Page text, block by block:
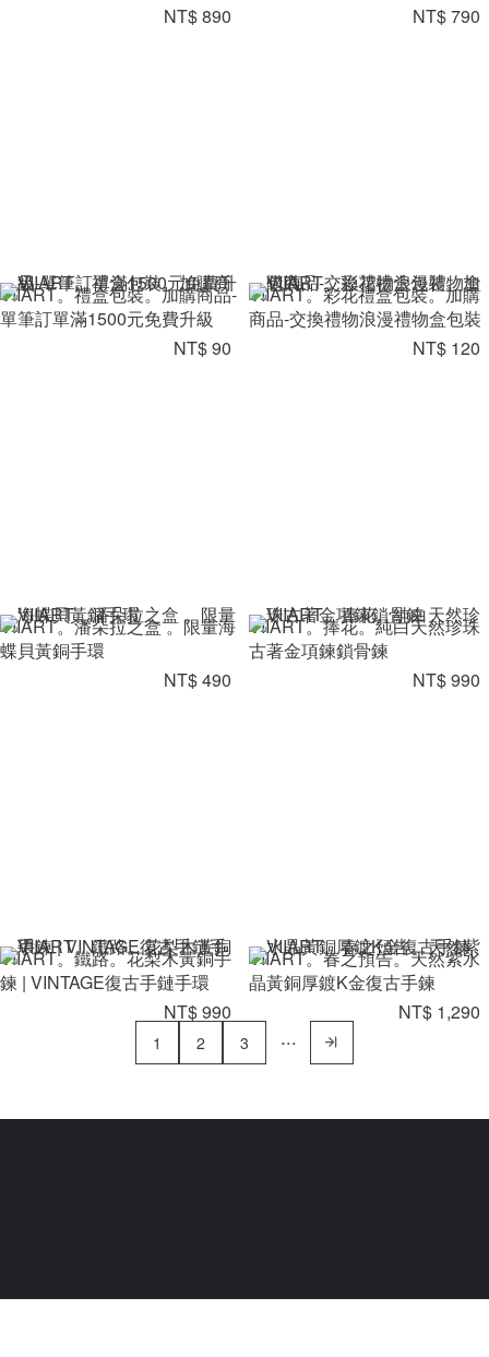
NT$ 890
NT$ 790
VIIART。禮盒包裝。加購商品-
單筆訂單滿1500元免費升級
NT$ 90
VIIART。彩花禮盒包裝。加購
商品-交換禮物浪漫禮物盒包裝
NT$ 120
VIIART。潘朵拉之盒 。限量海
蝶貝黃銅手環
NT$ 490
VIIART。捧花。純白天然珍珠
古著金項鍊鎖骨鍊
NT$ 990
VIIART。鐵路。花梨木黃銅手
鍊 | VINTAGE復古手鏈手環
NT$ 990
VIIART。春之預告。天然紫水
晶黃銅厚鍍K金復古手鍊
NT$ 1,290
1 2 3